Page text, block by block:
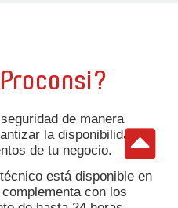
de manera
la disponibilidad
de tu negocio.
está disponible en
con los